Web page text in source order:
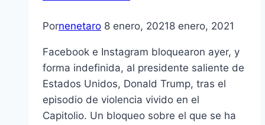
Pornenetaro 8 enero, 20218 enero, 2021
Facebook e Instagram bloquearon ayer, y
forma indefinida, al presidente saliente de
Estados Unidos, Donald Trump, tras el
episodio de violencia vivido en el
Capitolio. Un bloqueo sobre el que se ha